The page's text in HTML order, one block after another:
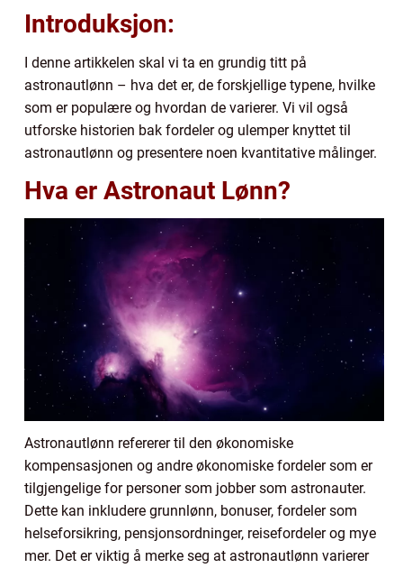
Introduksjon:
I denne artikkelen skal vi ta en grundig titt på
astronautlønn – hva det er, de forskjellige typene, hvilke
som er populære og hvordan de varierer. Vi vil også
utforske historien bak fordeler og ulemper knyttet til
astronautlønn og presentere noen kvantitative målinger.
Hva er Astronaut Lønn?
Astronautlønn refererer til den økonomiske
kompensasjonen og andre økonomiske fordeler som er
tilgjengelige for personer som jobber som astronauter.
Dette kan inkludere grunnlønn, bonuser, fordeler som
helseforsikring, pensjonsordninger, reisefordeler og mye
mer. Det er viktig å merke seg at astronautlønn varierer